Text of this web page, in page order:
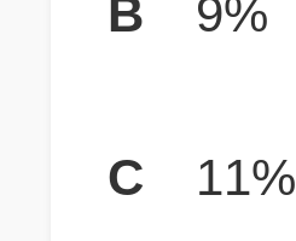
B 9%
C 11%